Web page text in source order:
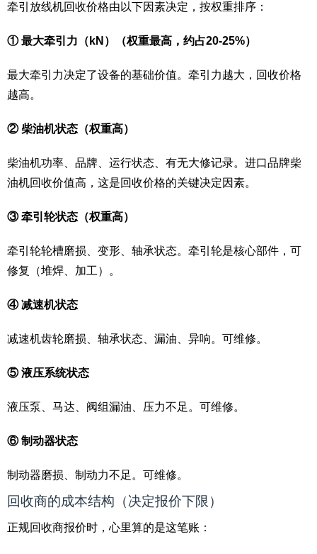
牵引放线机回收价格由以下因素决定，按权重排序：
① 最大牵引力（kN）（权重最高，约占20-25%）
最大牵引力决定了设备的基础价值。牵引力越大，回收价格
越高。
② 柴油机状态（权重高）
柴油机功率、品牌、运行状态、有无大修记录。进口品牌柴
油机回收价值高，这是回收价格的关键决定因素。
③ 牵引轮状态（权重高）
牵引轮轮槽磨损、变形、轴承状态。牵引轮是核心部件，可
修复（堆焊、加工）。
④ 减速机状态
减速机齿轮磨损、轴承状态、漏油、异响。可维修。
⑤ 液压系统状态
液压泵、马达、阀组漏油、压力不足。可维修。
⑥ 制动器状态
制动器磨损、制动力不足。可维修。
回收商的成本结构（决定报价下限）
正规回收商报价时，心里算的是这笔账：